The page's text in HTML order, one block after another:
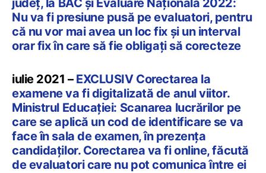
județ, la BAC și Evaluare Națională 2022:
Nu va fi presiune pusă pe evaluatori, pentru
că nu vor mai avea un loc fix și un interval
orar fix în care să fie obligați să corecteze
iulie 2021 – EXCLUSIV Corectarea la
examene va fi digitalizată de anul viitor.
Ministrul Educației: Scanarea lucrărilor pe
care se aplică un cod de identificare se va
face în sala de examen, în prezența
candidaților. Corectarea va fi online, făcută
de evaluatori care nu pot comunica între ei